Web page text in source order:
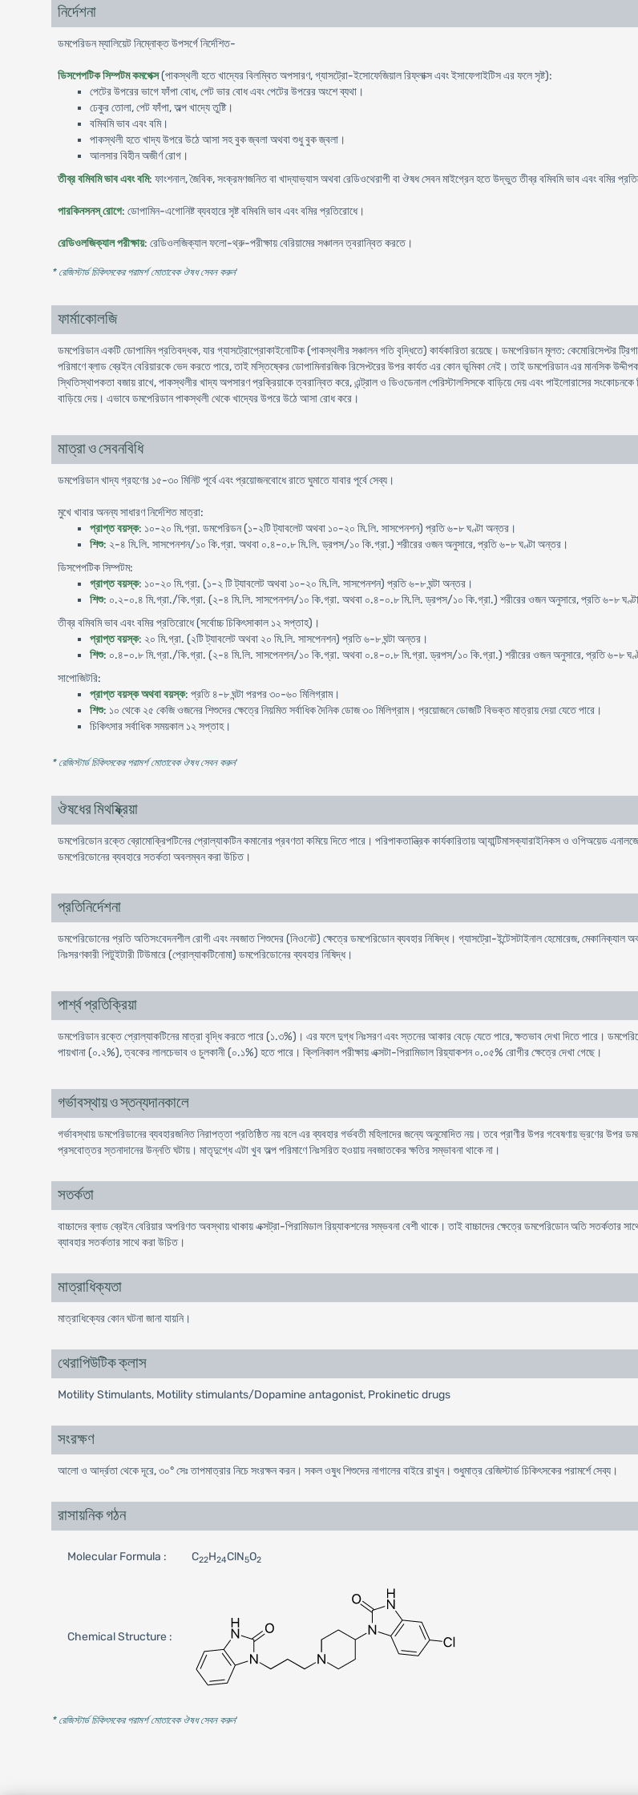
নির্দেশনা
ডমপেরিডন ম্যালিয়েট নিম্নোক্ত উপসর্গে নির্দেশিত-
ডিসপেপটিক সিম্পটম কমপেক্স(পাকস্থলী হতে খাদ্যের বিলম্বিত অপসারণ, গ্যাসট্রো-ইসােফেজিয়াল রিফ্লাক্স এবং ইসাফেগাইটিস এর ফলে সৃষ্ট):
পেটের উপরের ভাগে ফাঁপা বােধ, পেট ভার বােধ এবং পেটের উপরের অংশে ব্যথা।
ঢেকুর তােলা, পেট ফাঁপা, অল্প খাদ্যে তুষ্টি।
বমিবমি ভাব এবং বমি।
পাকস্থলী হতে খাদ্য উপরে উঠে আসা সহ বুক জ্বলা অথবা শুধু বুক জ্বলা।
আলসার বিহীন অজীর্ণ রােগ।
তীব্র বমিবমি ভাব এবং বমি: ফাংশনাল, জৈবিক, সংক্রমণজনিত বা খাদ্যাভ্যাস অথবা রেডিওথেরাপী বা ঔষধ সেবন মাইগ্রেন হতে উদ্ভুত তীব্র বমিবমি ভাব এবং বমির
পারকিনসনস্ রোগে: ডােপামিন-এগােনিষ্ট ব্যবহারে সৃষ্ট বমিবমি ভাব এবং বমির প্রতিরােধে।
রেডিওলজিক্যাল পরীক্ষায়: রেডিওলজিক্যাল ফলো-থ্রু-পরীক্ষায় বেরিয়ামের সঞ্চালন ত্বরান্বিত করতে।
* রেজিস্টার্ড চিকিৎসকের পরামর্শ মোতাবেক ঔষধ সেবন করুন'
ফার্মাকোলজি
ডমপেরিডান একটি ডােপামিন প্রতিবদ্ধক, যার গ্যাসট্রোপ্রােকাইনােটিক (পাকস্থলীর সঞ্চালন গতি বৃদ্ধিতে) কার্যকারিতা রয়েছে। ডমপেরিডান মূলত: কেমােরিসেপ্টর
পরিমাণে ব্লাড ব্রেইন বেরিয়ারকে ভেদ করতে পারে, তাই মস্তিষ্কের ডােপামিনারজিক রিসেপ্টরের উপর কার্যত এর কোন ভূমিকা নেই। তাই ডমপেরিডান এর মানসিক
স্থিতিস্থাপকতা বজায় রাখে, পাকস্থলীর খাদ্য অপসারণ প্রক্রিয়াকে ত্বরান্বিত করে, এন্ট্রাল ও ডিওডেনাল পেরিস্টালসিসকে বাড়িয়ে দেয় এবং পাইলােরাসের সংকোচনকে
বাড়িয়ে দেয়। এভাবে ডমপেরিডান পাকস্থলী থেকে খাদ্যের উপরে উঠে আসা রােধ করে।
মাত্রা ও সেবনবিধি
ডমপেরিডান খাদ্য গ্রহণের ১৫-৩০ মিনিট পূর্বে এবং প্রয়োজনবােধে রাতে ঘুমাতে যাবার পূর্বে সেব্য।
মুখে খাবার অনন্য সাধারণ নির্দেশিত মাত্রা:
প্রাপ্ত বয়স্ক: ১০-২০ মি.গ্রা. ডমপেরিডন (১-২টি ট্যাবলেট অথবা ১০-২০ মি.লি. সাসপেনশন) প্রতি ৬-৮ ঘণ্টা অন্তর।
শিশু: ২-৪ মি.লি. সাসপেনশন/১০ কি.গ্রা. অথবা ০.৪-০.৮ মি.লি. ড্রপস/১০ কি.গ্রা.) শরীরের ওজন অনুসারে, প্রতি ৬-৮ ঘণ্টা অন্তর।
ডিসপেপটিক সিম্পটম:
গ্রাপ্ত বয়স্ক: ১০-২০ মি.গ্রা. (১-২ টি ট্যাবলেট অথবা ১০-২০ মি.লি. সাসপেনশন) প্রতি ৬-৮ ঘন্টা অন্তর।
শিশু: ০.২-০.৪ মি.গ্রা./কি.গ্রা. (২-৪ মি.লি. সাসপেনশন/১০ কি.গ্রা. অথবা ০.৪-০.৮ মি.লি. ড্রপস/১০ কি.গ্রা.) শরীরের ওজন অনুসারে, প্রতি ৬-৮
তীব্র বমিবমি ভাব এবং বমির প্রতিরােধে (সর্বোচ্চ চিকিৎসাকাল ১২ সপ্তাহ)।
প্রাপ্ত বয়স্ক: ২০ মি.গ্রা. (২টি ট্যাবলেট অথবা ২০ মি.লি. সাসপেনশন) প্রতি ৬-৮ ঘন্টা অন্তর।
শিশু: ০.৪-০.৮ মি.গ্রা./কি.গ্রা. (২-৪ মি.লি. সাসপেনশন/১০ কি.গ্রা. অথবা ০.৪-০.৮ মি.গ্রা. ড্রপস/১০ কি.গ্রা.) শরীরের ওজন অনুসারে, প্রতি ৬-৮
সাপোজিটরি:
প্রাপ্ত বয়স্ক অথবা বয়স্ক: প্রতি ৪-৮ ঘন্টা পরপর ৩০-৬০ মিলিগ্রাম।
শিশু: ১০ থেকে ২৫ কেজি ওজনের শিশুদের ক্ষেত্রে নিয়মিত সর্বাধিক দৈনিক ডোজ ৩০ মিলিগ্রাম। প্রয়োজনে ডোজটি বিভক্ত মাত্রায় দেয়া যেতে পারে।
চিকিৎসার সর্বাধিক সময়কাল ১২ সপ্তাহ।
* রেজিস্টার্ড চিকিৎসকের পরামর্শ মোতাবেক ঔষধ সেবন করুন'
ঔষধের মিথষ্ক্রিয়া
ডমপেরিডােন রক্তে ব্রোমােক্রিপটিনের প্রােল্যাকটিন কমানাের প্রবণতা কমিয়ে দিতে পারে। পরিপাকতান্ত্রিক কার্যকারিতায় আ্যান্টিমাসক্যারাইনিকস ও ওপিঅয়েড
ডমপেরিডােনের ব্যবহারে সতর্কতা অবলম্বন করা উচিত।
প্রতিনির্দেশনা
ডমপেরিডােনের প্রতি অতিসংবেদনশীল রােগী এবং নবজাত শিশুদের (নিওনেট) ক্ষেত্রে ডমপেরিডােন ব্যবহার নিষিদ্ধ। গ্যাসট্রো-ইন্টেসটাইনাল হেমােরেজ,
নিঃসরণকারী পিটুইটারী টিউমারে (প্রোল্যাকটিনােমা) ডমপেরিডােনের ব্যবহার নিষিদ্ধ।
পার্শ্ব প্রতিক্রিয়া
ডমপেরিডান রক্তে প্রােল্যাকটিনের মাত্রা বৃদ্ধি করতে পারে (১.৩%)। এর ফলে দুগ্ধ নিঃসরণ এবং স্তনের আকার বেড়ে যেতে পারে, ক্ষতভাব দেখা দিতে পারে।
পায়খানা (০.২%), ত্বকের লালচেভাব ও চুলকানী (০.১%) হতে পারে। ক্লিনিকাল পরীক্ষায় এক্সটা-পিরামিডাল রিয়্যাকশন ০.০৫% রােগীর ক্ষেত্রে দেখা গেছে।
গর্ভাবস্থায় ও স্তন্যদানকালে
গর্ভাবস্থায় ডমপেরিডানের ব্যবহারজনিত নিরাপত্তা প্রতিষ্ঠিত নয় বলে এর ব্যবহার গর্ভবতী মহিলাদের জন্যে অনুমােদিত নয়। তবে প্রাণীর উপর গবেষণায় ভ্রণের উপর
প্রসবােত্তর স্তনাদানের উন্নতি ঘটায়। মাতৃদুগ্ধে এটা খুব অল্প পরিমাণে নিঃসরিত হওয়ায় নবজাতকের ক্ষতির সম্ভাবনা থাকে না।
সতর্কতা
বাচ্চাদের ব্লাড ব্রেইন বেরিয়ার অপরিণত অবস্থায় থাকায় এক্সট্রা-পিরামিডাল রিয়্যাকশনের সম্ভবনা বেশী থাকে। তাই বাচ্চাদের ক্ষেত্রে ডমপেরিডােন অতি
ব্যাবহার সতর্কতার সাথে করা উচিত।
মাত্রাধিক্যতা
মাত্রাধিক্যের কোন ঘটনা জানা যায়নি।
থেরাপিউটিক ক্লাস
Motility Stimulants, Motility stimulants/Dopamine antagonist, Prokinetic drugs
সংরক্ষণ
আলাে ও আর্দ্রতা থেকে দূরে, ৩০° সেঃ তাপমাত্রার নিচে সংরক্ষন করন। সকল ওষুধ শিশুদের নাগালের বাইরে রাখুন। শুধুমাত্র রেজিস্টার্ড চিকিৎসকের পরামর্শে সেব্য।
রাসায়নিক গঠন
Molecular Formula : C22H24ClN5O2
Chemical Structure :
* রেজিস্টার্ড চিকিৎসকের পরামর্শ মোতাবেক ঔষধ সেবন করুন'